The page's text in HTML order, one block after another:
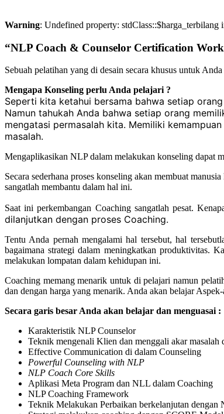
Warning: Undefined property: stdClass::$harga_terbilang
“NLP Coach & Counselor Certification
Sebuah pelatihan yang di desain secara khusus untuk
Mengapa Konseling perlu Anda pelajari ?
Seperti kita ketahui bersama bahwa setiap
Namun tahukah Anda bahwa setiap orang
mengatasi permasalah kita. Memiliki
masalah.
Mengaplikasikan NLP dalam melakukan konseling dapat
Secara sederhana proses konseling akan membuat
sangatlah membantu dalam hal ini.
Saat ini perkembangan Coaching sangatlah pesat.
dilanjutkan dengan proses Coaching.
Tentu Anda pernah mengalami hal tersebut, hal
bagaimana strategi dalam meningkatkan produktivitas.
melakukan lompatan dalam kehidupan ini.
Coaching memang menarik untuk di pelajari namun
dan dengan harga yang menarik. Anda akan belajar
Secara garis besar Anda akan belajar dan menguasai :
Karakteristik NLP Counselor
Teknik mengenali Klien dan menggali akar masalah
Effective Communication di dalam Counseling
Powerful Counseling with NLP
NLP Coach Core Skills
Aplikasi Meta Program dan NLL dalam Coaching
NLP Coaching Framework
Teknik Melakukan Perbaikan berkelanjutan dengan